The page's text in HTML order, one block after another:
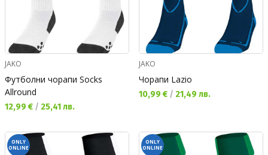
JAKO
Футболни чорапи Socks
Allround
Текуща цена:
12,99 € / 25,41 лв.
JAKO
Чорапи Lazio
Текуща цена:
10,99 € / 21,49 лв.
ONLY
ONLINE
ONLY
ONLINE